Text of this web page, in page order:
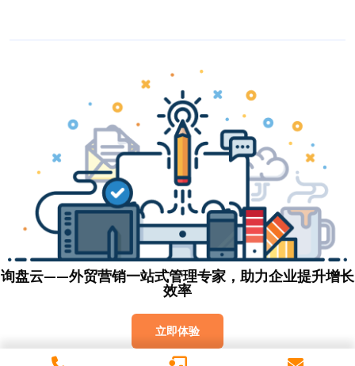
询盘云——外贸营销一站式管理专家，助力企业提升增长
效率
立即体验